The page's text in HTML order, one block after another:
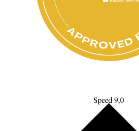
Speed 9,0